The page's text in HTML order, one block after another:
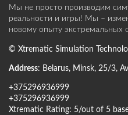
Мы не просто производим
реальности и игры! Мы –
новому опыту экстремальных
© Xtrematic Simulation
Address: Belarus, Minsk, 25/3,
+375296936999
+375296936999
Xtrematic Rating: 5/out of 5